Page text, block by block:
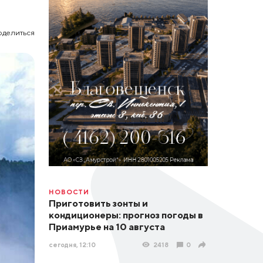
НОВОСТИ
Приготовить зонты и
кондиционеры: прогноз погоды в
Приамурье на 10 августа
сегодня, 12:10 2418 0